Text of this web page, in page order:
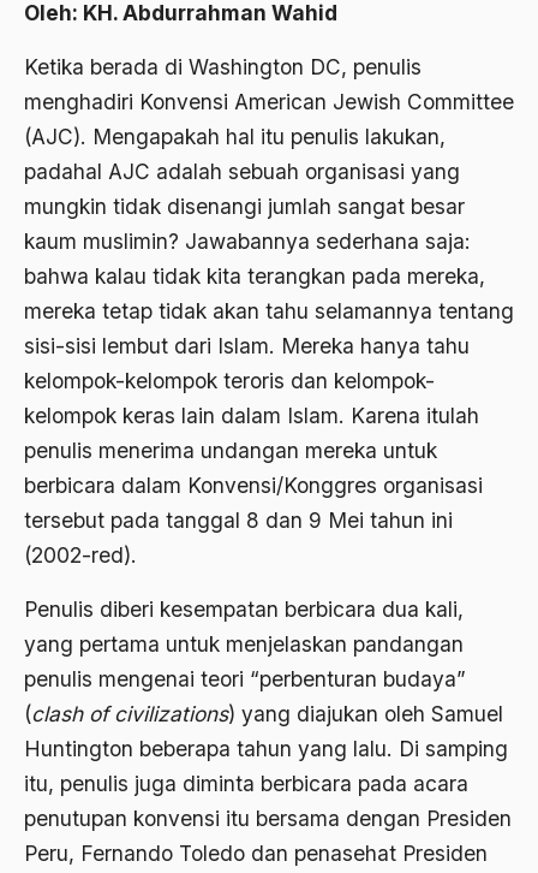
Oleh: KH. Abdurrahman Wahid
Ketika berada di Washington DC, penulis
menghadiri Konvensi American Jewish Committee
(AJC). Mengapakah hal itu penulis lakukan,
padahal AJC adalah sebuah organisasi yang
mungkin tidak disenangi jumlah sangat besar
kaum muslimin? Jawabannya sederhana saja:
bahwa kalau tidak kita terangkan pada mereka,
mereka tetap tidak akan tahu selamannya tentang
sisi-sisi lembut dari Islam. Mereka hanya tahu
kelompok-kelompok teroris dan kelompok-
kelompok keras lain dalam Islam. Karena itulah
penulis menerima undangan mereka untuk
berbicara dalam Konvensi/Konggres organisasi
tersebut pada tanggal 8 dan 9 Mei tahun ini
(2002-red).
Penulis diberi kesempatan berbicara dua kali,
yang pertama untuk menjelaskan pandangan
penulis mengenai teori “perbenturan budaya”
(clash of civilizations) yang diajukan oleh Samuel
Huntington beberapa tahun yang lalu. Di samping
itu, penulis juga diminta berbicara pada acara
penutupan konvensi itu bersama dengan Presiden
Peru, Fernando Toledo dan penasehat Presiden
1993
1991
1990
1988
1987
1985
1984
1983
1980
1979
1978
1976
adat
Adat dan Syari'at
Adat Ngada
Adat Pra-Islam
Adat Siri
Adi Sasono
Adil dan Makmur
Adipati Unus
Administrasi Negara
Adnan Buyung Nasution
Adu Pinalti
Advisors
Aera-Europa
Afiliasi Kultural
Afrika